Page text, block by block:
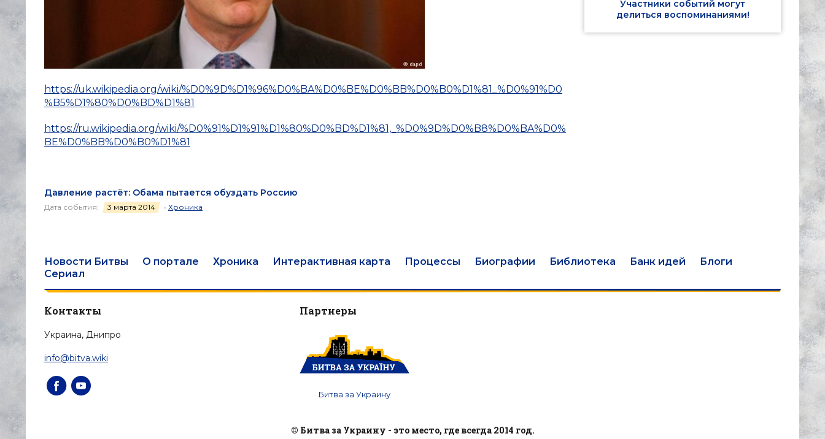
https://uk.wikipedia.org/wiki/%D0%9D%D1%96%D0%BA%D0%BE%D0%BB%D0%B0%D1%81_%D0%91%D0
%B5%D1%80%D0%BD%D1%81
https://ru.wikipedia.org/wiki/%D0%91%D1%91%D1%80%D0%BD%D1%81,_%D0%9D%D0%B8%D0%BA%D0%
BE%D0%BB%D0%B0%D1%81
Давление растёт: Обама пытается обуздать Россию
Дата события: 3 марта 2014 • Хроника
Участники событий могут
делиться воспоминаниями!
Новости Битвы О портале Хроника Интерактивная карта Процессы Биографии Библиотека Банк идей
Блоги
Сериал
Контакты
Украина, Днипро
info@bitva.wiki
Партнеры
Битва за Украину
© Битва за Украину - это место, где всегда 2014 год.